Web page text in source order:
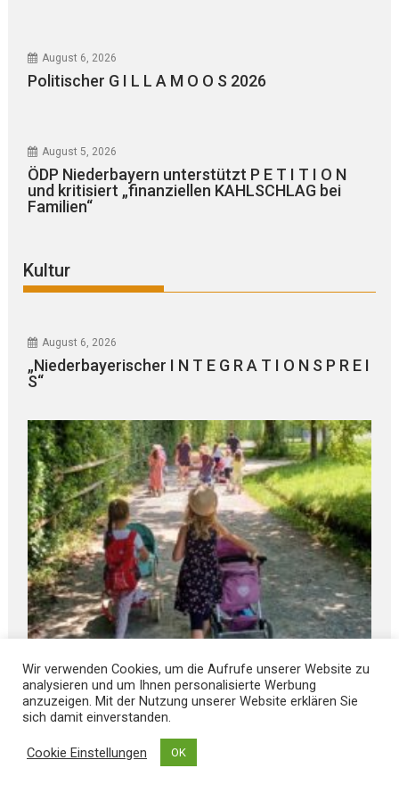
August 6, 2026
Politischer G I L L A M O O S 2026
August 5, 2026
ÖDP Niederbayern unterstützt P E T I T I O N
und kritisiert „finanziellen KAHLSCHLAG bei
Familien“
Kultur
August 6, 2026
„Niederbayerischer I N T E G R A T I O N S P R E I
S“
August 6, 2026
Spiel, S P A ß und Spannung für die ganze
FAMILIE
Wir verwenden Cookies, um die Aufrufe unserer Website zu
analysieren und um Ihnen personalisierte Werbung
anzuzeigen. Mit der Nutzung unserer Website erklären Sie
sich damit einverstanden.
Cookie Einstellungen OK